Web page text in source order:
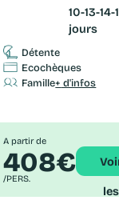
10-13-14-
jours
Détente
Ecochèques
Famille + d'infos
A partir de
408€
/PERS.
Voir
les